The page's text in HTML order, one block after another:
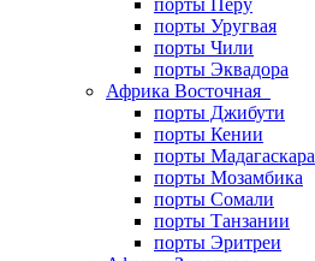
порты Перу
порты Уругвая
порты Чили
порты Эквадора
Африка Восточная
порты Джибути
порты Кении
порты Мадагаскара
порты Мозамбика
порты Сомали
порты Танзании
порты Эритреи